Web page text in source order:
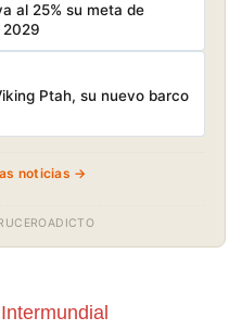
al 25% su meta de
2029
Ptah, su nuevo barco
noticias →